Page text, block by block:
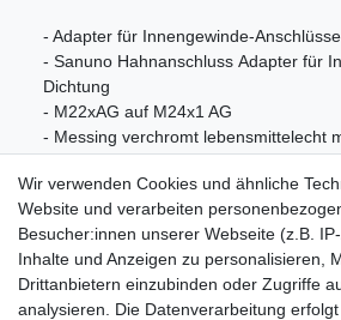
- Adapter für Innengewinde-
- Sanuno Hahnanschluss Adapter für
Dichtung
- M22xAG auf M24x1 AG
- Messing verchromt lebensmittelecht
Lieferumfang
- 1 x Adapter für Innengewinde -
M24x1 AG
Wir verwenden Cookies und ähnliche
Website und verarbeiten
Besucher:innen unserer Webseite (z.B.
Inhalte und Anzeigen zu personalisieren,
Drittanbietern einzubinden oder Zugriffe
analysieren. Die Datenverarbeitung